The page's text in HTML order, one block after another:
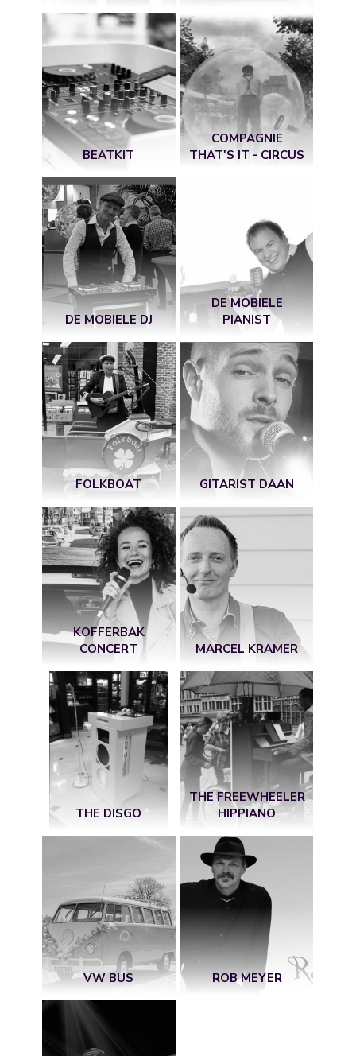
BEATKIT
COMPAGNIE
THAT'S IT - CIRCUS
DE MOBIELE DJ
DE MOBIELE
PIANIST
FOLKBOAT GITARIST DAAN
KOFFERBAK
CONCERT
MARCEL KRAMER
THE DISGO
THE FREEWHEELER
HIPPIANO
VW BUS ROB MEYER